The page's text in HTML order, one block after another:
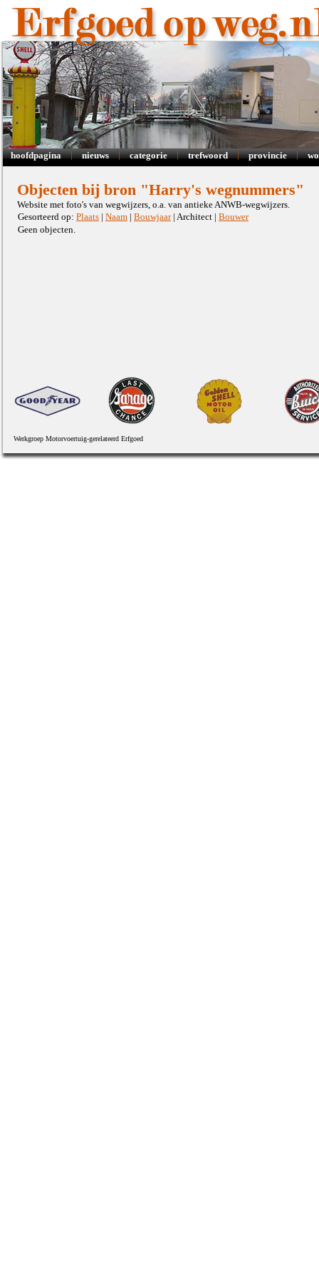
hoofdpagina | nieuws | categorie | trefwoord | provincie |
Objecten bij bron "Harry's wegnummers"
Website met foto's van wegwijzers, o.a. van antieke ANWB-wegwijzers.
Gesorteerd op: Plaats | Naam | Bouwjaar| Architect | Bouwer
Geen objecten.
Werkgroep Motorvoertuig-gerelateerd Erfgoed